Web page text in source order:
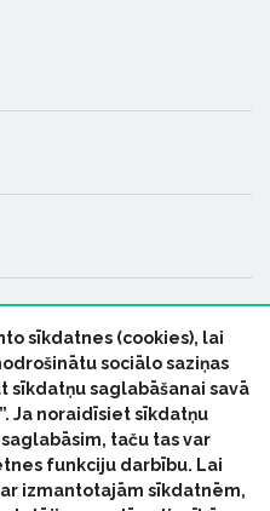
tiesības paturētas
sīkdatnes (cookies), lai
sociālo saziņas
sīkdatņu saglabāšanai savā
Ja noraidīsiet sīkdatņu
taču tas var
funkciju darbību. Lai
izmantotajām sīkdatnēm,